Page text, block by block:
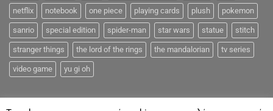
netflix notebook one piece playing cards plush pokemon
sanrio special edition spider-man star wars statue stitch
stranger things the lord of the rings the mandalorian tv series
video game yu gi oh